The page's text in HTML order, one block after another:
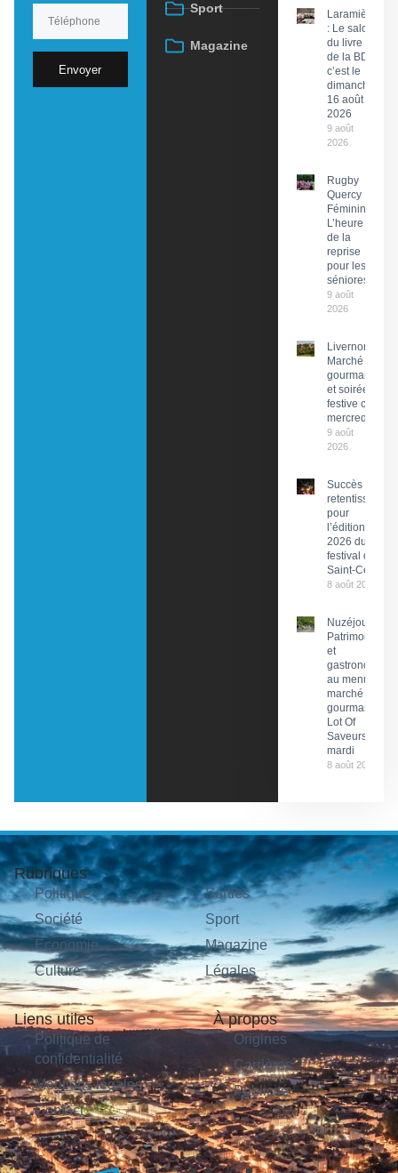
Envoyer
Sport
Magazine
Laramière
: Le salon
du livre et
de la BD,
c’est le
dimanche
16 août
2026
9 août
2026
Rugby
Quercy
Féminin :
L’heure
de la
reprise
pour les
séniores
9 août
2026
Livernon :
Marché
gourmand
et soirée
festive ce
mercredi
9 août
2026
Succès
retentissant
pour
l’édition
2026 du
festival de
Saint-Céré
8 août 2026
Nuzéjouls :
Patrimoine
et
gastronomie
au menu du
marché
gourmand
Lot Of
Saveurs ce
mardi
8 août 2026
Rubriques
Politique
Société
Économie
Culture
Sorties
Sport
Magazine
Légales
Liens utiles
Politique de
confidentialité
Mentions légales
Contact
À propos
Origines
Carrières
Publicité